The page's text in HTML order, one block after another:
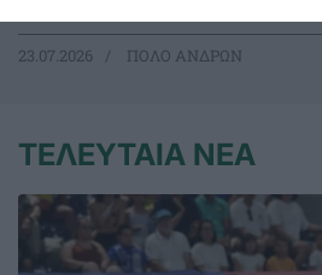
23.07.2026 ΠΟΛΟ ΑΝΔΡΩΝ
ΤΕΛΕΥΤΑΙΑ ΝΕΑ